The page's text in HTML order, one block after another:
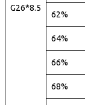
G26*8.5
62%
64%
66%
68%